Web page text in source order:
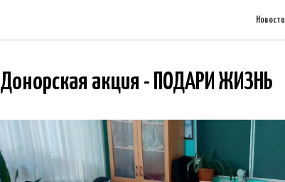
Новости
Донорская акция - ПОДАРИ ЖИЗНЬ